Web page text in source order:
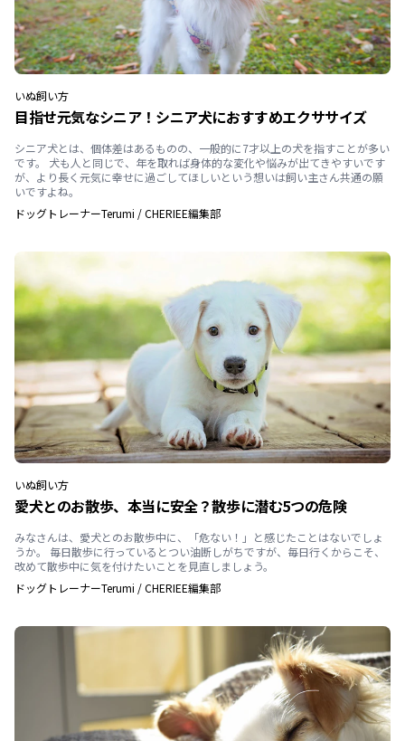
いぬ飼い方
目指せ元気なシニア！シニア犬におすすめエクササイズ
シニア犬とは、個体差はあるものの、一般的に7才以上の犬を指すことが多い
です。 犬も人と同じで、年を取れば身体的な変化や悩みが出てきやすいです
が、より長く元気に幸せに過ごしてほしいという想いは飼い主さん共通の願
いですよね。
ドッグトレーナーTerumi /CHERIEE編集部
いぬ飼い方
愛犬とのお散歩、本当に安全？散歩に潜む5つの危険
みなさんは、愛犬とのお散歩中に、「危ない！」と感じたことはないでしょ
うか。 毎日散歩に行っているとつい油断しがちですが、毎日行くからこそ、
改めて散歩中に気を付けたいことを見直しましょう。
ドッグトレーナーTerumi /CHERIEE編集部